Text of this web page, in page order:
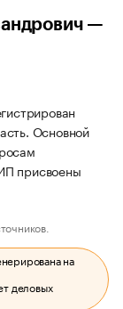
—
Основной
присвоены
на
деловых